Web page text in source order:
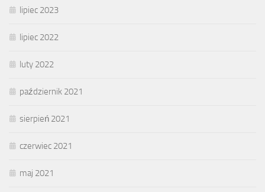
lipiec 2023
lipiec 2022
luty 2022
październik 2021
sierpień 2021
czerwiec 2021
maj 2021